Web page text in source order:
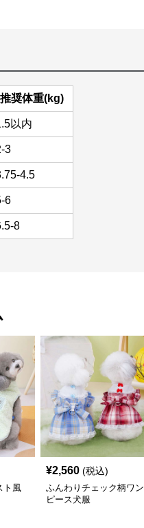
推奨体重(kg)
以内
3
4.5
6
8
ト風
¥2,560 (税込)
ふんわりチェック柄ワン
ピース犬服